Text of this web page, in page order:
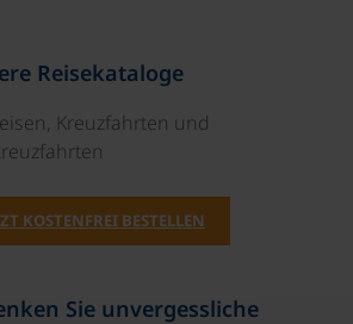
Reisekataloge
Kreuzfahrten und
KOSTENFREI BESTELLEN
Sie unvergessliche